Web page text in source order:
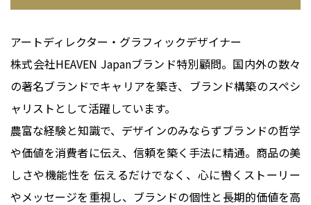
アートディレクター・グラフィックデザイナー
株式会社HEAVEN Japanブランド特別顧問。国内外の数々
の著名ブランドでキャリアを築き、ブランド構築のスペシ
ャリストとして活躍しています。
農富な経験と知識で、デザインのみならずブランドの哲学
や価値を消費者に伝え、信頼を築く手法に精通。商品の美
しさや機能性を 伝えるだけでなく、心に轡くストーリー
やメッセージを重視し、ブランドの個性と長期的価値を高